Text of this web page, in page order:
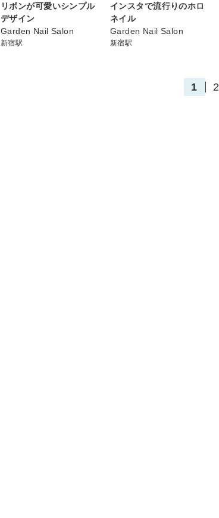
リボンが可愛いシンプル
デザイン
Garden Nail Salon
新宿駅
インスタで流行りのホロ
ネイル
Garden Nail Salon
新宿駅
1 2